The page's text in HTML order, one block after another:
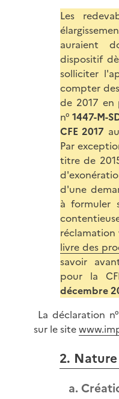
Les
auraient
dispositif
solliciter
compter
de 2017 en
n° 1447-M-
CFE 2017
Par
titre de
d'une
à formuler
réclamation
livre des
savoir
pour la
décembre
La déclaration n°
sur le site
2.
a.